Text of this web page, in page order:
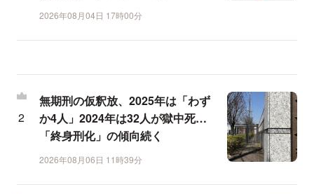
2026年08月04日 17時00分
無期刑の仮釈放、2025年は「わず
か4人」2024年は32人が獄中死…
「終身刑化」の傾向続く
2026年08月06日 11時39分